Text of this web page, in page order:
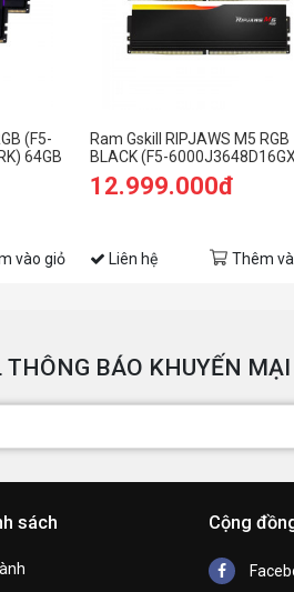
(F5-
64GB
vào giỏ
Ram Gskill RIPJAWS M5 RGB
BLACK (F5-
RM5RK) 32GB (2x16GB) DDR5
6000MHz
12.999.000đ
Liên hệ Thêm
BÁO KHUYẾN
sách Cộng